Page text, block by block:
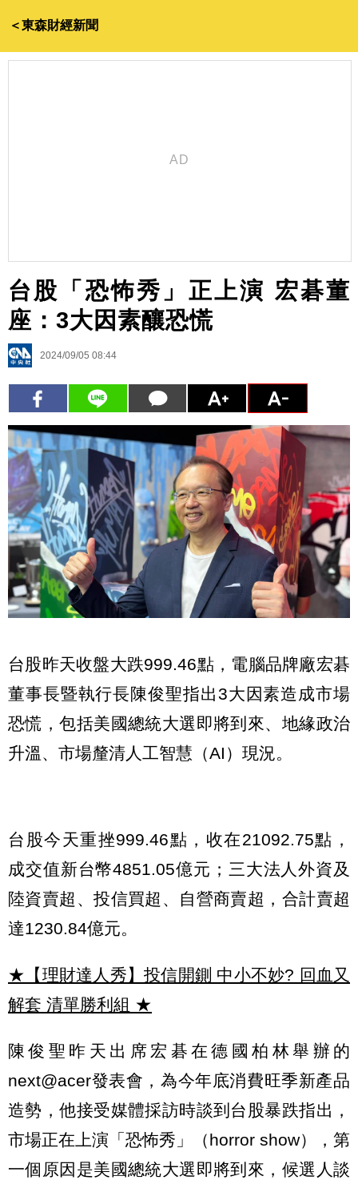
＜東森財經新聞
台股「恐怖秀」正上演 宏碁董
座：3大因素釀恐慌
2024/09/05 08:44
台股昨天收盤大跌999.46點，電腦品牌廠宏碁
董事長暨執行長陳俊聖指出3大因素造成市場
恐慌，包括美國總統大選即將到來、地緣政治
升溫、市場釐清人工智慧（AI）現況。
台股今天重挫999.46點，收在21092.75點，
成交值新台幣4851.05億元；三大法人外資及
陸資賣超、投信買超、自營商賣超，合計賣超
達1230.84億元。
★【理財達人秀】投信開鍘 中小不妙? 回血又
解套 清單勝利組 ★
陳俊聖昨天出席宏碁在德國柏林舉辦的
next@acer發表會，為今年底消費旺季新產品
造勢，他接受媒體採訪時談到台股暴跌指出，
市場正在上演「恐怖秀」（horror show），第
一個原因是美國總統大選即將到來，候選人談